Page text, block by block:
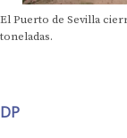
El Puerto de Sevilla
toneladas.
DP